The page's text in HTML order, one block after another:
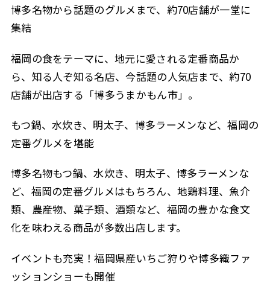
博多名物から話題のグルメまで、約70店舗が一堂に
集結
福岡の食をテーマに、地元に愛される定番商品か
ら、知る人ぞ知る名店、今話題の人気店まで、約70
店舗が出店する「博多うまかもん市」。
もつ鍋、水炊き、明太子、博多ラーメンなど、福岡の
定番グルメを堪能
博多名物もつ鍋、水炊き、明太子、博多ラーメンな
ど、福岡の定番グルメはもちろん、地鶏料理、魚介
類、農産物、菓子類、酒類など、福岡の豊かな食文
化を味わえる商品が多数出店します。
イベントも充実！福岡県産いちご狩りや博多織ファ
ッションショーも開催